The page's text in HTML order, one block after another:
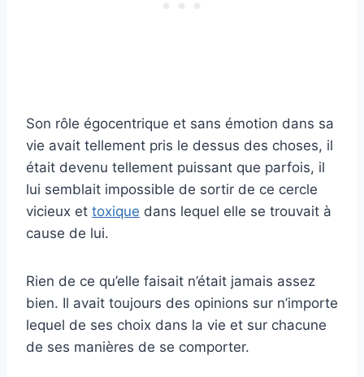
Son rôle égocentrique et sans émotion dans sa
vie avait tellement pris le dessus des choses, il
était devenu tellement puissant que parfois, il
lui semblait impossible de sortir de ce cercle
vicieux et toxique dans lequel elle se trouvait à
cause de lui.
Rien de ce qu’elle faisait n’était jamais assez
bien. Il avait toujours des opinions sur n’importe
lequel de ses choix dans la vie et sur chacune
de ses manières de se comporter.